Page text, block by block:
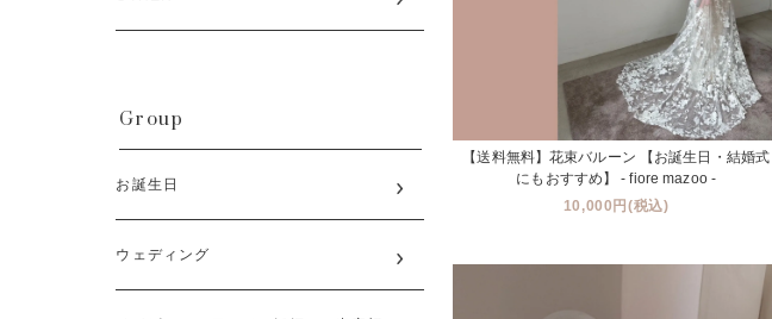
【送料無料】花束バルーン 【お誕生日・結婚式
にもおすすめ】 - fiore mazoo -
10,000円(税込)
Group
お誕生日
ウェディング